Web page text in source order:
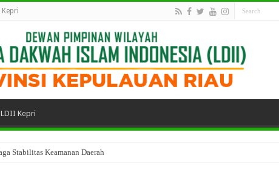
Kepri
Stabilitas Keamanan Daerah